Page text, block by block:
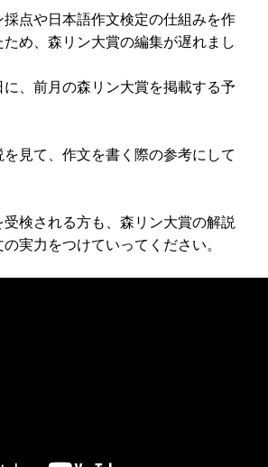
点や日本語作文検定の仕組みを作
め、森リン大賞の編集が遅れまし
、前月の森リン大賞を掲載する予
見て、作文を書く際の参考にして
検される方も、森リン大賞の解説
実力をつけていってください。